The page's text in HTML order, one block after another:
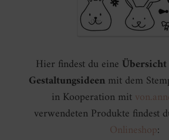
Hier findest du eine
Gestaltungsideenmit dem
in Kooperation mit
verwendeten Produkte findest
Onlineshop: